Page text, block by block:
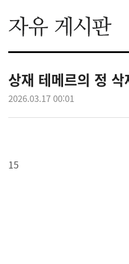
상재 테메르의 정
2026.03.17 00:01
15